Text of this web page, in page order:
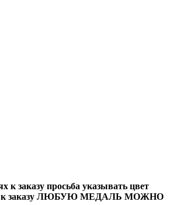
заказу просьба указывать цвет
к заказу ЛЮБУЮ МЕДАЛЬ МОЖНО